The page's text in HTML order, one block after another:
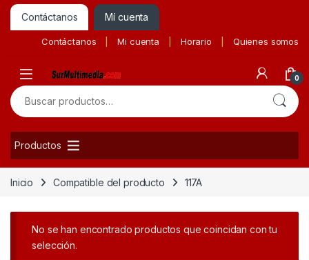
Contáctanos Mí cuenta
Contáctanos Mi cuenta Horario Quienes somos
0
Buscar por:
Productos
Inicio Compatible del producto 117A
No se han encontrado productos que coincidan con tu
selección.